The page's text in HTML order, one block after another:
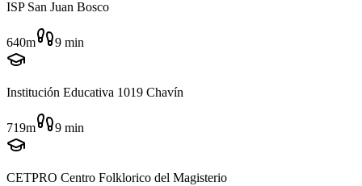
ISP San Juan Bosco
640m 9 min
Institución Educativa 1019 Chavín
719m 9 min
CETPRO Centro Folklorico del Magisterio